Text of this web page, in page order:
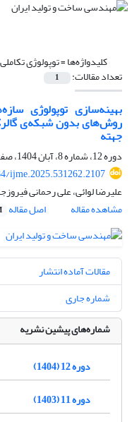
کلیدواژه‌ها =توپولوژی
تعداد مقالات: 1
بهینه‌سازی توپولوژی
روش‌های بدون شبکه‌ی
جهته
دوره 12، شماره 8، آبان 1404، صفحه
ijme.2025.531262.2107
علیرضا لوائی، علی رحمانی
مشاهده مقاله
اصل مقاله
مقالات آماده انتشار
شماره جاری
شماره‌های پیشین نشریه
دوره 12 (1404)
دوره 11 (1403)